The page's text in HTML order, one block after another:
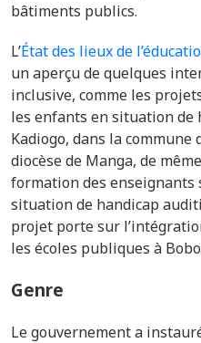
bâtiments publics.
L’État des lieux de
un aperçu de quelques
inclusive, comme les
les enfants en situation de
Kadiogo, dans la commune
diocèse de Manga, de
formation des
situation de handicap
projet porte sur
les écoles publiques à
Genre
Le gouvernement a